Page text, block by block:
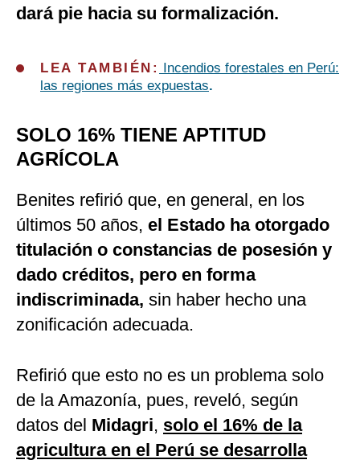
dará pie hacia su formalización.
LEA TAMBIÉN:
Incendios forestales en Perú:
las regiones más expuestas.
SOLO 16% TIENE APTITUD
AGRÍCOLA
Benites refirió que, en general, en los
últimos 50 años, el Estado ha otorgado
titulación o constancias de posesión y
dado créditos, pero en forma
indiscriminada, sin haber hecho una
zonificación adecuada.
Refirió que esto no es un problema solo
de la Amazonía, pues, reveló, según
datos del Midagri, solo el 16% de la
agricultura en el Perú se desarrolla